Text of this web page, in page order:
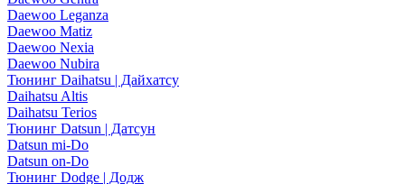
Daewoo Leganza
Daewoo Matiz
Daewoo Nexia
Daewoo Nubira
Тюнинг Daihatsu | Дайхатсу
Daihatsu Altis
Daihatsu Terios
Тюнинг Datsun | Датсун
Datsun mi-Do
Datsun on-Do
Тюнинг Dodge | Додж